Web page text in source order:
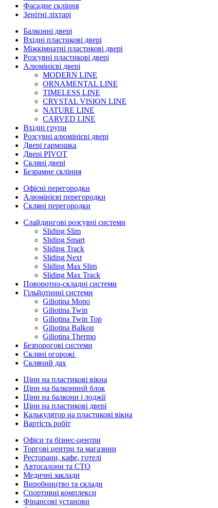
Фасадне скління
Зенітні ліхтарі
Балконні двері
Вхідні пластикові двері
Міжкімнатні пластикові двері
Розсувні пластикові двері
Алюмінієві двері
MODERN LINE
ORNAMENTAL LINE
TIMELESS LINE
CRYSTAL VISION LINE
NATURE LINE
CARVED LINE
Вхідні групи
Розсувні алюмінієві двері
Двері гармошка
Двері PIVOT
Скляні двері
Безрамне скління
Офісні перегородки
Алюмінієві перегородки
Скляні перегородки
Слайдингові розсувні системи
Sliding Slim
Sliding Smart
Sliding Track
Sliding Next
Sliding Max Slim
Sliding Max Track
Поворотно-складні системи
Гільйотинні системи
Giliotina Mono
Giliotina Twin
Giliotina Twin Top
Giliotina Balkon
Giliotina Thermo
Безпорогові системи
Скляні огорожі
Скляний дах
Ціни на пластикові вікна
Ціни на балконний блок
Ціни на балкони і лоджії
Ціни на пластикові двері
Калькулятор на пластикові вікна
Вартість робіт
Офіси та бізнес-центри
Торгові центри та магазини
Ресторани, кафе, готелі
Автосалони та СТО
Медичні заклади
Виробництво та склади
Спортивні комплекси
Фінансові установи